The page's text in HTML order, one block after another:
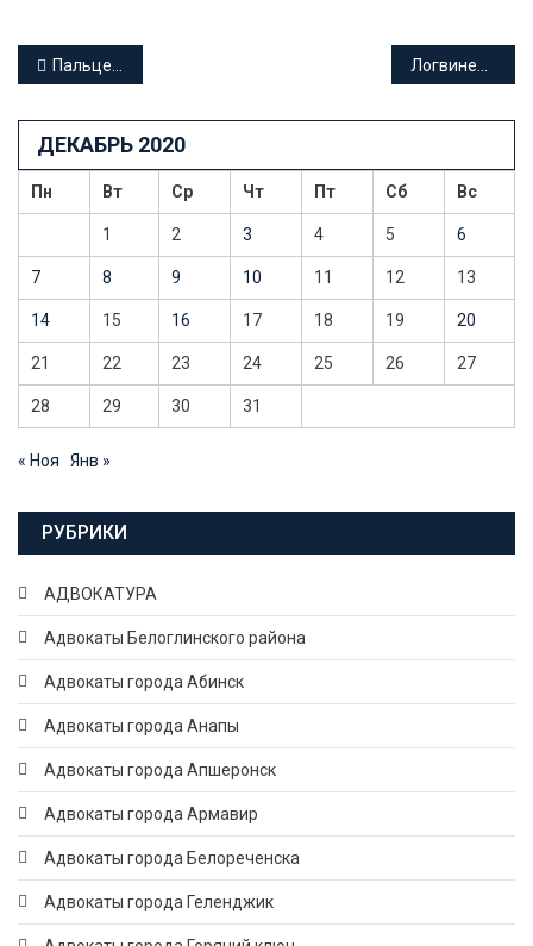
Навигация
по
записям
Пальцев Дмитрий Михайлович адвокат Краснодарского края
ДЕКАБРЬ 2020
Пн Вт Ср Чт Пт Сб Вс
1 2 3 4 5 6
7 8 9 10 11 12 13
14 15 16 17 18 19 20
21 22 23 24 25 26 27
28 29 30 31
« Ноя Янв »
РУБРИКИ
АДВОКАТУРА
Адвокаты Белоглинского района
Адвокаты города Абинск
Адвокаты города Анапы
Адвокаты города Апшеронск
Адвокаты города Армавир
Адвокаты города Белореченска
Адвокаты города Геленджик